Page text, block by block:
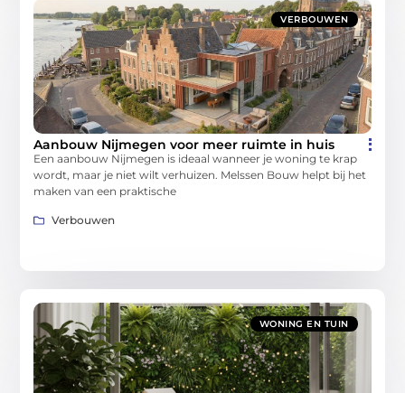
VERBOUWEN
Aanbouw Nijmegen voor meer ruimte in huis
Een aanbouw Nijmegen is ideaal wanneer je woning te krap
wordt, maar je niet wilt verhuizen. Melssen Bouw helpt bij het
maken van een praktische
Verbouwen
WONING EN TUIN